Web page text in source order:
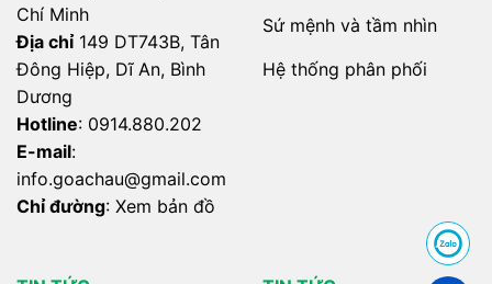
Chí Minh
Địa chỉ149 DT743B, Tân
Đông Hiệp, Dĩ An, Bình
Dương
Hotline: 0914.880.202
E-mail:
info.goachau@gmail.com
Chỉ đường: Xem bản đồ
Sứ mệnh và tầm nhìn
Hệ thống phân phối